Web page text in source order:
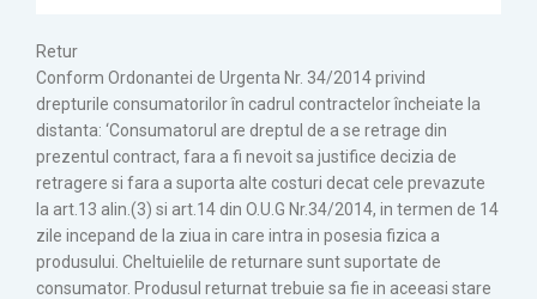
Retur
Conform Ordonantei de Urgenta Nr. 34/2014 privind
drepturile consumatorilor în cadrul contractelor încheiate la
distanta: ‘Consumatorul are dreptul de a se retrage din
prezentul contract, fara a fi nevoit sa justifice decizia de
retragere si fara a suporta alte costuri decat cele prevazute
la art.13 alin.(3) si art.14 din O.U.G Nr.34/2014, in termen de 14
zile incepand de la ziua in care intra in posesia fizica a
produsului. Cheltuielile de returnare sunt suportate de
consumator. Produsul returnat trebuie sa fie in aceeasi stare